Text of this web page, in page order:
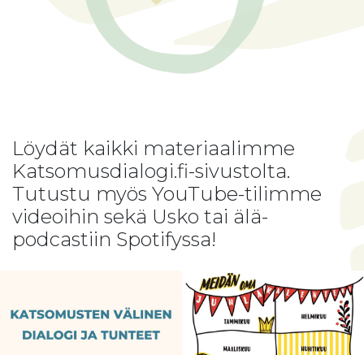
Löydät kaikki materiaalimme
Katsomusdialogi.fi-sivustolta.
Tutustu myös YouTube-tilimme
videoihin sekä Usko tai älä-
podcastiin Spotifyssa!